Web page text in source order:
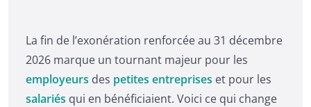
La fin de l’exonération renforcée au 31 décembre
2026 marque un tournant majeur pour les
employeurs des petites entreprises et pour les
salariés qui en bénéficiaient. Voici ce qui change